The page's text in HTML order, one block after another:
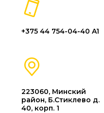
223060, Минский
район, Б.Стиклево д.
40, корп. 1
+375 44 754-04-40 A1